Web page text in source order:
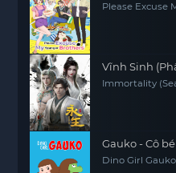
Please Excuse
Vĩnh Sinh
Immortality
Gauko - Cô
Dino Girl